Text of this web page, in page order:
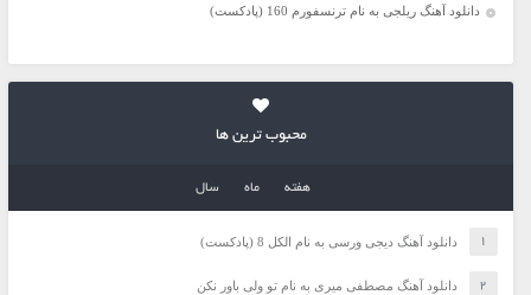
دانلود آهنگ ریلجی به نام ترنسفورم 160 (پادکست)
محبوب ترین ها
هفته ماه سال
دانلود آهنگ دیجی ورسی به نام الکل 8 (پادکست)
دانلود آهنگ مصطفی میری به نام تو ولی باور نکن